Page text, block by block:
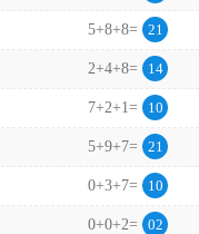
5+8+8= 21
2+4+8= 14
7+2+1= 10
5+9+7= 21
0+3+7= 10
0+0+2= 02